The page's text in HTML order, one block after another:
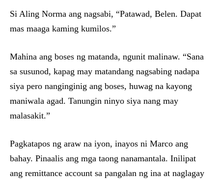
Si Aling Norma ang nagsabi, “Patawad, Belen. Dapat
mas maaga kaming kumilos.”
Mahina ang boses ng matanda, ngunit malinaw. “Sana
sa susunod, kapag may matandang nagsabing nadapa
siya pero nanginginig ang boses, huwag na kayong
maniwala agad. Tanungin ninyo siya nang may
malasakit.”
Pagkatapos ng araw na iyon, inayos ni Marco ang
bahay. Pinaalis ang mga taong nanamantala. Inilipat
ang remittance account sa pangalan ng ina at naglagay